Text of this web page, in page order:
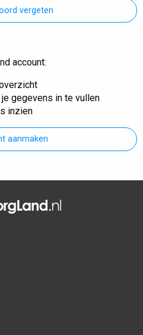
vergeten
account:
gegevens in te vullen
inzien
aanmaken